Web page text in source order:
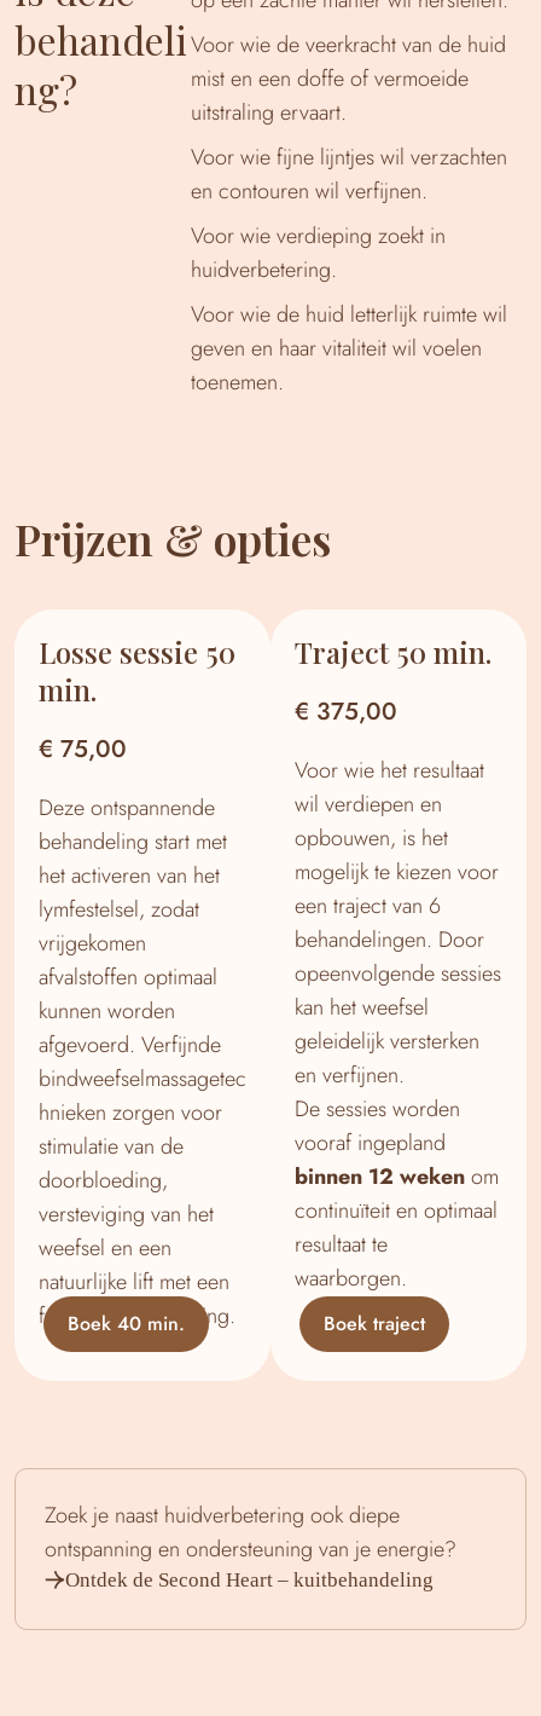
behandeli
ng?
Voor wie de veerkracht van de huid
mist en een doffe of vermoeide
uitstraling ervaart.
Voor wie fijne lijntjes wil verzachten
en contouren wil verfijnen.
Voor wie verdieping zoekt in
huidverbetering.
Voor wie de huid letterlijk ruimte wil
geven en haar vitaliteit wil voelen
toenemen.
Prijzen & opties
Losse sessie 50
min.
€ 75,00
Deze ontspannende
behandeling start met
het activeren van het
lymfestelsel, zodat
vrijgekomen
afvalstoffen optimaal
kunnen worden
afgevoerd. Verfijnde
bindweefselmassagetec
hnieken zorgen voor
stimulatie van de
doorbloeding,
versteviging van het
weefsel en een
natuurlijke lift met een
frisse, vitale uitstraling.
Boek 40 min.
Traject 50 min.
€ 375,00
Voor wie het resultaat
wil verdiepen en
opbouwen, is het
mogelijk te kiezen voor
een traject van 6
behandelingen. Door
opeenvolgende sessies
kan het weefsel
geleidelijk versterken
en verfijnen.
De sessies worden
vooraf ingepland
binnen 12 wekenom
continuïteit en optimaal
resultaat te
waarborgen.
Boek traject
Zoek je naast huidverbetering ook diepe
ontspanning en ondersteuning van je energie?
Ontdek de Second Heart – kuitbehandeling